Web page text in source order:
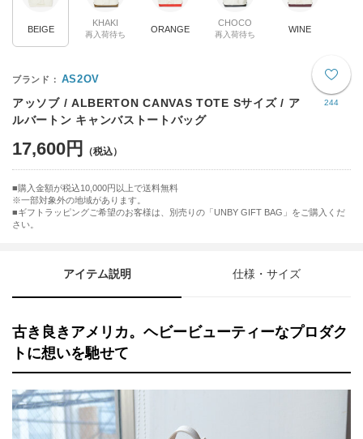
BEIGE
KHAKI
再入荷待ち
ORANGE
CHOCO
再入荷待ち
WINE
244
AS2OV
アッソブ / ALBERTON CANVAS TOTE Sサイズ / ア
ルバートン キャンバストートバッグ
17,600円
購入金額が税込10,000円以上で送料無料
※一部対象外の地域があります。
ギフトラッピングご希望のお客様は、別売りの「UNBY GIFT BAG」をご購入くだ
さい。
アイテム説明 仕様・サイズ
古き良きアメリカ。ヘビービューティーなプロダク
トに想いを馳せて